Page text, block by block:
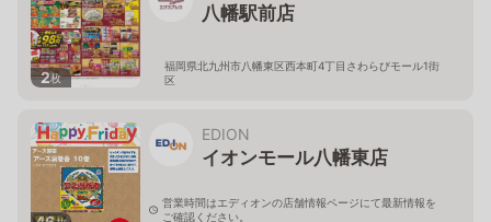
2枚
八幡駅前店
福岡県北九州市八幡東区西本町4丁目さわらびモール1街
区
EDION
イオンモール八幡東店
営業時間はエディオンの店舗情報ページにて最新情報を
ご確認ください。